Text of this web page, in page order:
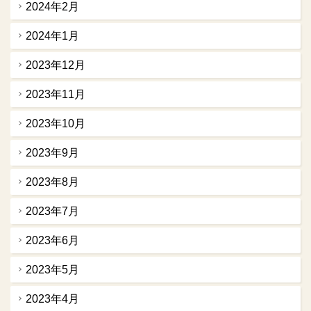
2024年2月
2024年1月
2023年12月
2023年11月
2023年10月
2023年9月
2023年8月
2023年7月
2023年6月
2023年5月
2023年4月